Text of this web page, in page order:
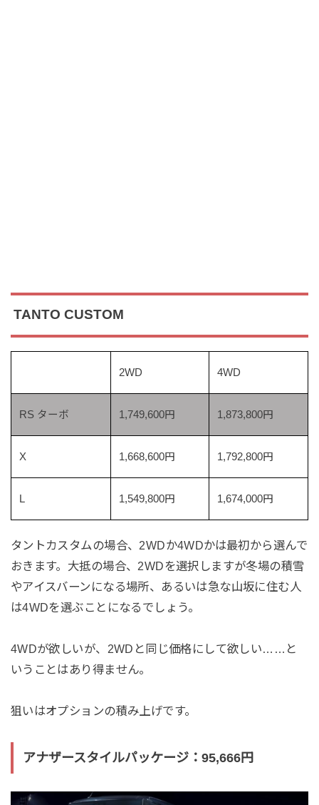
TANTO CUSTOM
2WD 4WD
RS ターボ 1,749,600円 1,873,800円
X 1,668,600円 1,792,800円
L 1,549,800円 1,674,000円
タントカスタムの場合、2WDか4WDかは最初から選んで
おきます。大抵の場合、2WDを選択しますが冬場の積雪
やアイスバーンになる場所、あるいは急な山坂に住む人
は4WDを選ぶことになるでしょう。
4WDが欲しいが、2WDと同じ価格にして欲しい……と
いうことはあり得ません。
狙いはオプションの積み上げです。
アナザースタイルパッケージ：95,666円